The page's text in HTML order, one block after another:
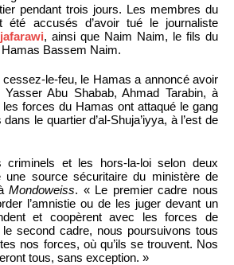
pendant trois jours. Les membres du
été accusés d’avoir tué le journaliste
, ainsi que Naim Naim, le fils du
Bassem Naim.
le-feu, le Hamas a annoncé avoir
Abu Shabab, Ahmad Tarabin, à
forces du Hamas ont attaqué le gang
le quartier d’al-Shuja’iyya, à l’est de
et les hors-la-loi selon deux
source sécuritaire du ministère de
àMondoweiss. « Le premier cadre nous
l’amnistie ou de les juger devant un
et coopèrent avec les forces de
second cadre, nous poursuivons tous
nos forces, où qu’ils se trouvent. Nos
tous, sans exception. »